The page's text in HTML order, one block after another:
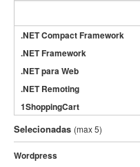
.NET Compact Framework
.NET Framework
.NET para Web
.NET Remoting
1ShoppingCart
3DS Max
3GSM
4D Dimension
Selecionadas (max 5)
Wordpress